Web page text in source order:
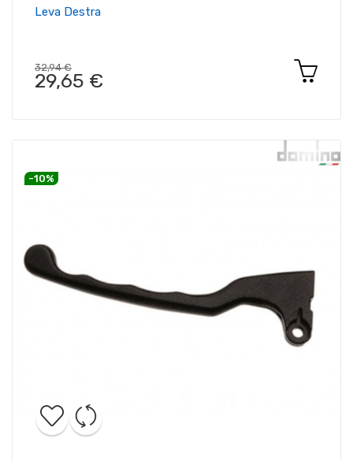
Leva Destra
32,94 €
29,65 €
-10%